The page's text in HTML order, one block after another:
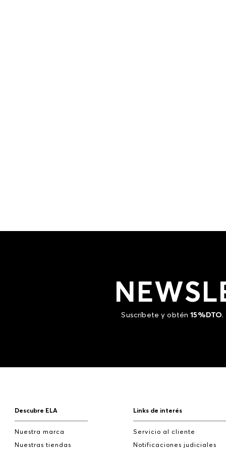
Suscríbete y obtén15%DTO.
Descubre ELA
Nuestra marca
Nuestras tiendas
Links de interés
Servicio al cliente
Notificaciones judiciales